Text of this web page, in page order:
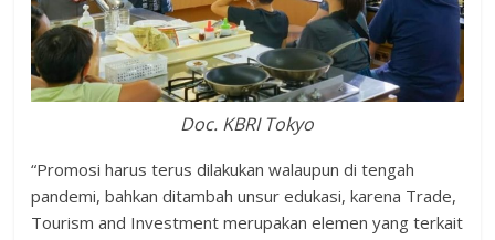
Doc. KBRI Tokyo
“Promosi harus terus dilakukan walaupun di tengah
pandemi, bahkan ditambah unsur edukasi, karena Trade,
Tourism and Investment merupakan elemen yang terkait